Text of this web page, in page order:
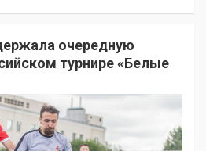
очередную
турнире «Белые